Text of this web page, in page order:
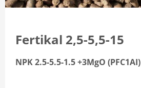
Fertikal 2,5-5,5-15
NPK 2.5-5.5-1.5 +3MgO (PFC1AI)